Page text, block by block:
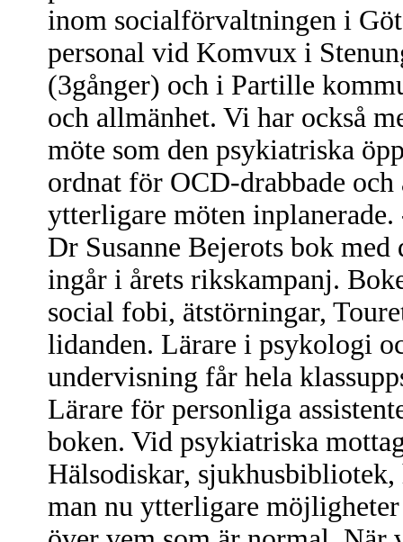
inom socialförvaltningen i
personal vid Komvux i
(3gånger) och i Partille
och allmänhet. Vi har också
möte som den psykiatriska
ordnat för OCD-drabbade
ytterligare möten inplanerade.
Dr Susanne Bejerots bok med
ingår i årets rikskampanj.
social fobi, ätstörningar,
lidanden. Lärare i psykologi
undervisning får hela
Lärare för personliga
boken. Vid psykiatriska
Hälsodiskar,
man nu ytterligare